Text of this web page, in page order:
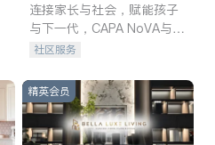
连接家长与社会，赋能孩子
与下一代，CAPA NoVA与您
携手建设包容、公平、充满
社区服务
精英会员